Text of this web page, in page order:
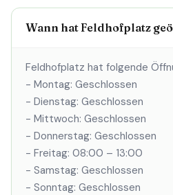
Wann hat Feldhofplatz
Feldhofplatz hat folgende
- Montag: Geschlossen
- Dienstag: Geschlossen
- Mittwoch: Geschlossen
- Donnerstag: Geschlossen
- Freitag: 08:00 – 13:00
- Samstag: Geschlossen
- Sonntag: Geschlossen